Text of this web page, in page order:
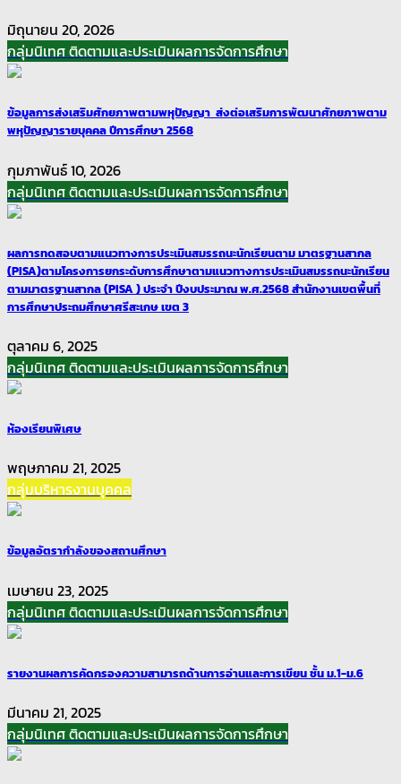
มิถุนายน 20, 2026
กลุ่มนิเทศ ติดตามและประเมินผลการจัดการศึกษา
ข้อมูลการส่งเสริมศักยภาพตามพหุปัญญา ส่งต่อเสริมการพัฒนาศักยภาพตาม
พหุปัญญารายบุคคล ปีการศึกษา 2568
กุมภาพันธ์ 10, 2026
กลุ่มนิเทศ ติดตามและประเมินผลการจัดการศึกษา
ผลการทดสอบตามแนวทางการประเมินสมรรถนะนักเรียนตาม มาตรฐานสากล
(PISA)ตามโครงการยกระดับการศึกษาตามแนวทางการประเมินสมรรถนะนักเรียน
ตามมาตรฐานสากล (PISA ) ประจำ ปีงบประมาณ พ.ศ.2568 สำนักงานเขตพื้นที่
การศึกษาประถมศึกษาศรีสะเกษ เขต 3
ตุลาคม 6, 2025
กลุ่มนิเทศ ติดตามและประเมินผลการจัดการศึกษา
ห้องเรียนพิเศษ
พฤษภาคม 21, 2025
กลุ่มบริหารงานบุคคล
ข้อมูลอัตรากำลังของสถานศึกษา
เมษายน 23, 2025
กลุ่มนิเทศ ติดตามและประเมินผลการจัดการศึกษา
รายงานผลการคัดกรองความสามารถด้านการอ่านและการเขียน ชั้น ม.1-ม.6
มีนาคม 21, 2025
กลุ่มนิเทศ ติดตามและประเมินผลการจัดการศึกษา